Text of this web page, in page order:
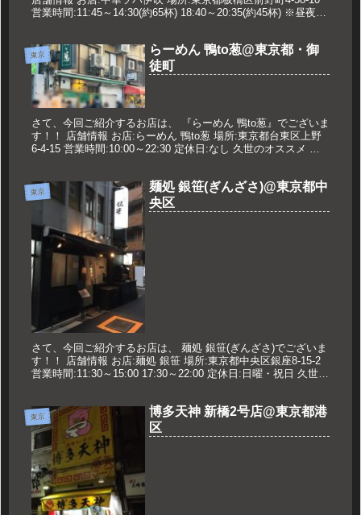
営業時間:11:45～14:30(約65杯) 18:40～20:35(約45杯) ※昼夜と
東京
らーめん 鴨to葱@東京都・御
徒町
さて、今回ご紹介するお店は、 『らーめん 鴨to葱』でございま
す！！ 店舗情報 お店:らーめん 鴨to葱 場所:東京都台東区上野
6-4-15 営業時間:10:00～22:30 定休日:なし 久世のオススメ 鴨
東京
麺処 銀笹(ぎんざさ)@東京都中
央区
さて、今回ご紹介するお店は、 麺処 銀笹(ぎんざさ)でございま
す！！ 店舗情報 お店:麺処 銀笹 場所:東京都中央区銀座8-15-2
営業時間:11:30～15:00 17:30～22:00 定休日:日曜・祝日 久世の
東京
博多天神 新橋2号店@東京都港
区